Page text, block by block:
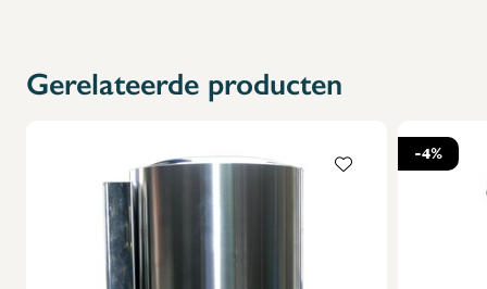
Gerelateerde producten
-4%